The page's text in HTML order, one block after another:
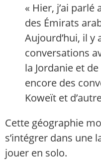
« Hier, j’ai parlé
des Émirats
Aujourd’hui, il y
conversations
la Jordanie et
encore des
Koweït et
Cette géographie
s’intégrer dans une
jouer en solo.